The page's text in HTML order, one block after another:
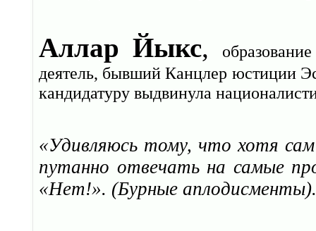
Аллар Йыкс,
деятель, бывший Канцлер юстиции
кандидатуру выдвинула
«Удивляюсь тому, что хотя
путанно отвечать на самые
«Нет!». (Бурные аплодисменты).